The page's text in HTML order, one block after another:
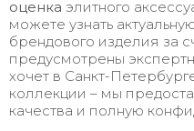
оценка элитного
можете узнать
брендового изделия за
предусмотрены
хочет в Санкт-
коллекции – мы
качества и полную